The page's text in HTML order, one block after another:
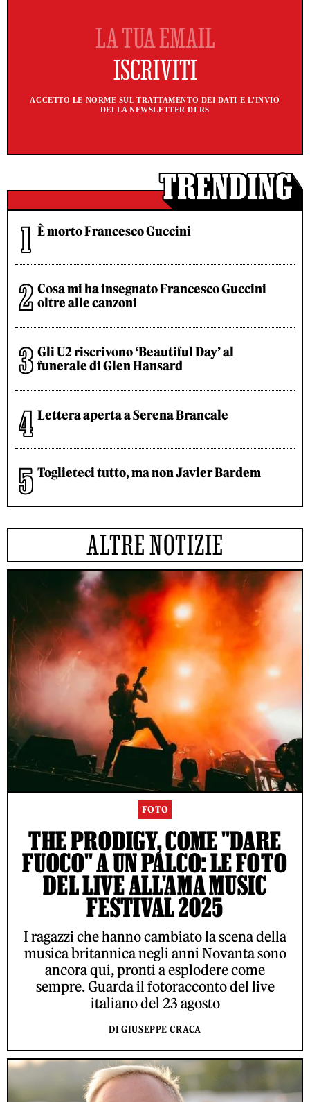
ACCETTO LE NORME SUL TRATTAMENTO DEI DATI E L'INVIO
DELLA NEWSLETTER DI RS
È morto Francesco Guccini
Cosa mi ha insegnato Francesco Guccini
oltre alle canzoni
Gli U2 riscrivono ‘Beautiful Day’ al
funerale di Glen Hansard
Lettera aperta a Serena Brancale
Toglieteci tutto, ma non Javier Bardem
ALTRE NOTIZIE
FOTO
THE PRODIGY, COME "DARE
FUOCO" A UN PALCO: LE FOTO
DEL LIVE ALL'AMA MUSIC
FESTIVAL 2025
I ragazzi che hanno cambiato la scena della
musica britannica negli anni Novanta sono
ancora qui, pronti a esplodere come
sempre. Guarda il fotoracconto del live
italiano del 23 agosto
DI GIUSEPPE CRACA